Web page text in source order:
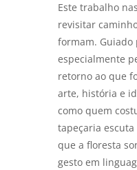
Este trabalho
revisitar
formam. Guiado
especialmente
retorno ao que
arte, história e
como quem
tapeçaria
que a floresta
gesto em